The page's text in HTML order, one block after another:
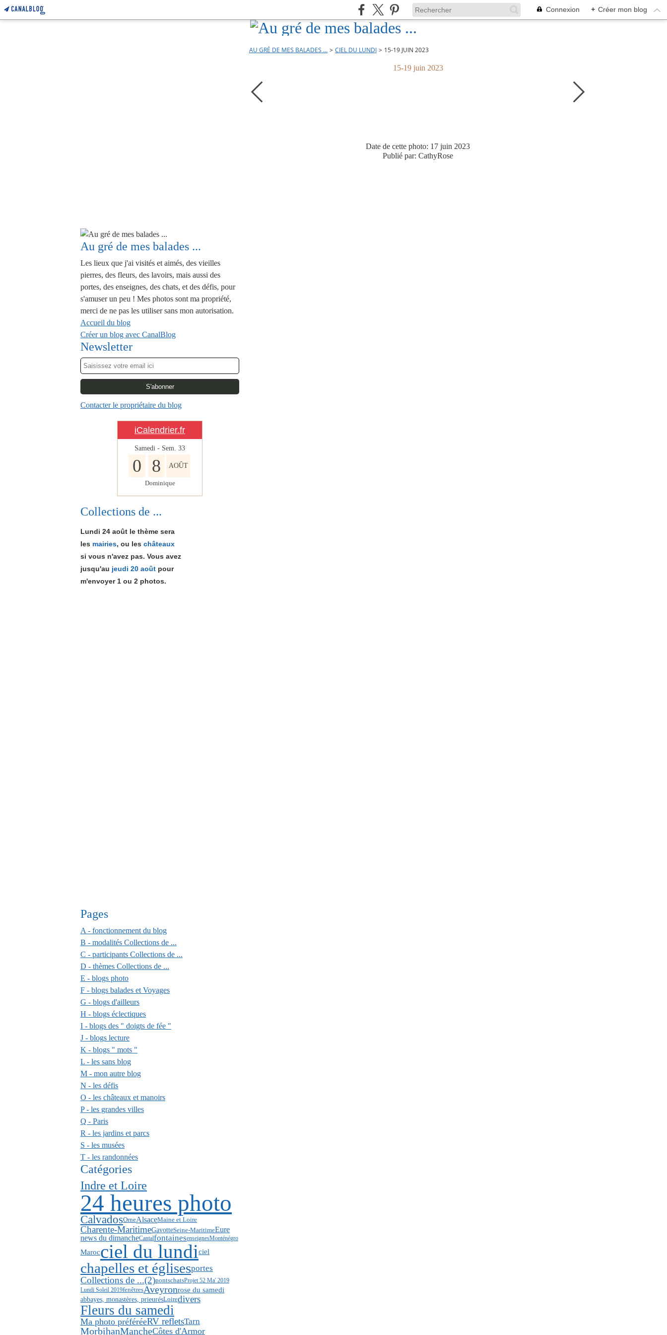
Connexion + Créer mon blog
Au gré de mes balades ...
Les lieux que j'ai visités et aimés, des vieilles
pierres, des fleurs, des lavoirs, mais aussi des
portes, des enseignes, des chats, et des défis, pour
s'amuser un peu ! Mes photos sont ma propriété,
merci de ne pas les utiliser sans mon autorisation.
Accueil du blog
Créer un blog avec CanalBlog
Newsletter
Contacter le propriétaire du blog
iCalendrier.fr
Samedi - Sem. 33
0 8 AOÛT
Dominique
Collections de ...
Lundi 24 août le thème sera
les mairies, ou les châteaux
si vous n'avez pas. Vous avez
jusqu'au jeudi 20 août pour
m'envoyer 1 ou 2 photos.
Pages
A - fonctionnement du blog
B - modalités Collections de ...
C - participants Collections de ...
D - thèmes Collections de ...
E - blogs photo
F - blogs balades et Voyages
G - blogs d'ailleurs
H - blogs éclectiques
I - blogs des " doigts de fée "
J - blogs lecture
K - blogs " mots "
L - les sans blog
M - mon autre blog
N - les défis
O - les châteaux et manoirs
P - les grandes villes
Q - Paris
R - les jardins et parcs
S - les musées
T - les randonnées
Catégories
Indre et Loire
24 heures photo
CalvadosOrneAlsaceMaine et Loire
Charente-MaritimeGavotteSeine-MaritimeEure
news du dimancheCantalfontainesenseignesMonténégro
Marocciel du lundiciel
chapelles et églisesportes
Collections de ...(2)pontschatsProjet 52 Ma' 2019
Lundi Soleil 2019fenêtresAveyronrose du samedi
abbayes, monastères, prieurésLoiredivers
Fleurs du samedi
Ma photo préféréeRV refletsTarn
MorbihanMancheCôtes d'Armor
AU GRÉ DE MES BALADES ... > CIEL DU LUNDI > 15-19 JUIN 2023
15-19 juin 2023
Date de cette photo: 17 juin 2023
Publié par: CathyRose